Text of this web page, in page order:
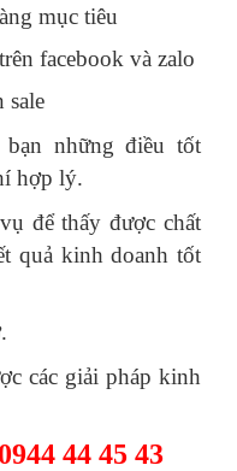
mục tiêu
facebook và zalo
sale
những điều tốt
hợp lý.
để thấy được chất
quả kinh doanh tốt
các giải pháp kinh
0944 44 45 43